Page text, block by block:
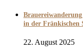
in der Fränkischen
22. August 2025